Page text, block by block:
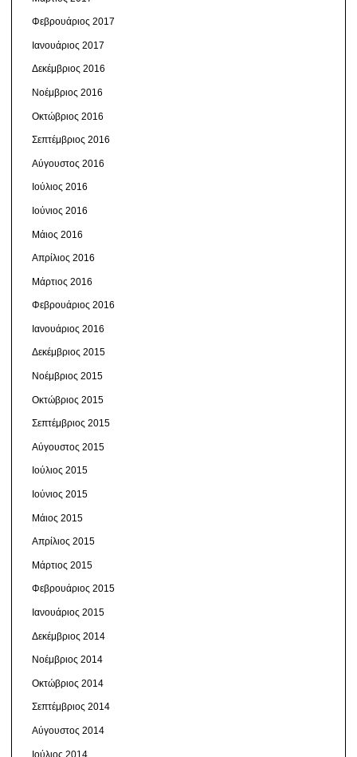
Φεβρουάριος 2017
Ιανουάριος 2017
Δεκέμβριος 2016
Νοέμβριος 2016
Οκτώβριος 2016
Σεπτέμβριος 2016
Αύγουστος 2016
Ιούλιος 2016
Ιούνιος 2016
Μάιος 2016
Απρίλιος 2016
Μάρτιος 2016
Φεβρουάριος 2016
Ιανουάριος 2016
Δεκέμβριος 2015
Νοέμβριος 2015
Οκτώβριος 2015
Σεπτέμβριος 2015
Αύγουστος 2015
Ιούλιος 2015
Ιούνιος 2015
Μάιος 2015
Απρίλιος 2015
Μάρτιος 2015
Φεβρουάριος 2015
Ιανουάριος 2015
Δεκέμβριος 2014
Νοέμβριος 2014
Οκτώβριος 2014
Σεπτέμβριος 2014
Αύγουστος 2014
Ιούλιος 2014